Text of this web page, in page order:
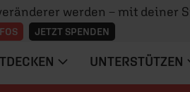
werden – mit deiner
JETZT SPENDEN
UNTERSTÜTZEN